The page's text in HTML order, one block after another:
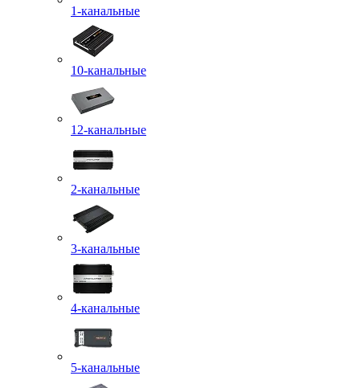
1-канальные
10-канальные
12-канальные
2-канальные
3-канальные
4-канальные
5-канальные